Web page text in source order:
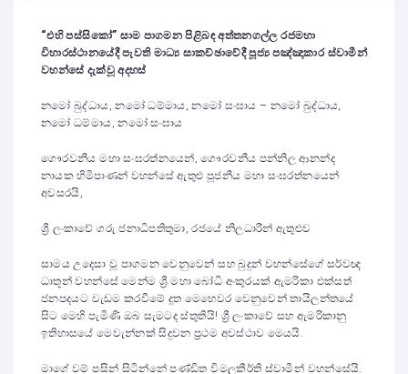
“එහි පස්සිකෝ” සාම පාගමන පිළිබඳ අත්තනගල්ල රජමහා
විහාරස්ථානයේදී පැවති මාධ්‍ය සාකච්ඡාවේදී පූජ්‍ය පඤ්ඤාකාර ස්වාමීන්
වහන්සේ දැක්වූ අදහස්
නමෝ බුද්ධාය, නමෝ ධම්මාය, නමෝ සංඝාය – නමෝ බුද්ධාය,
නමෝ ධම්මාය, නමෝ සංඝාය
ගෞරවනීය මහා සංඝරත්නයෙන්, ගෞරවනීය පන්නිල ආනන්ද
නායක හිමිපාණන් වහන්සේ ඇතුළු පූජනීය මහා සංඝරත්නයෙන්
අවසරයි,
ශ්‍රී ලංකාවේ ගරු ජනාධිපතිතුමා, රජයේ නිලධාරීන් ඇතුළුව
සාමය උදෙසා වූ පාගමන වෙනුවෙන් සහ බුදුන් වහන්සේගේ සර්වඥ
ධාතූන් වහන්සේ මෙන්ම ශ්‍රී මහා බෝධි අංකුරයක් ඇමරිකා එක්සත්
ජනපදයට වැඩම කරවීමේ දූත මෙහෙවර වෙනුවෙන් තායිලන්තයේ
සිට මෙහි පැමිණි ඔබ සැමටද ස්තුතියි! ශ්‍රී ලංකාවේ සහ ඇමරිකානු
ඉතිහාසයේ මෙවැන්නක් සිදුවන ප්‍රථම අවස්ථාව මෙයයි.
මාගේ වම් පසින් සිටින්නේ පණ්ඩිත විමලකීර්ති ස්වාමීන් වහන්සේයි.